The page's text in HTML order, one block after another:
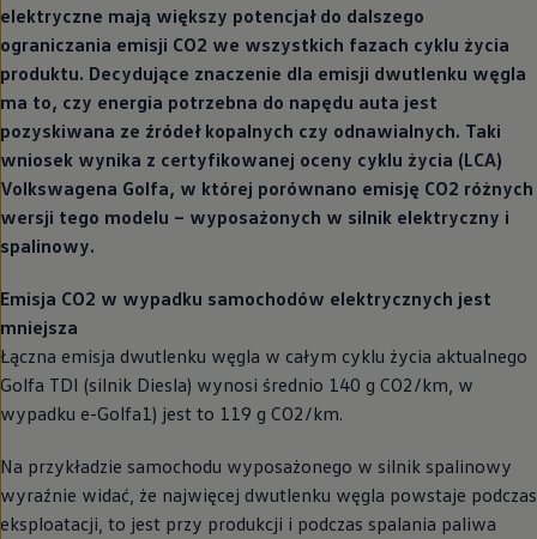
elektryczne mają większy potencjał do dalszego
ograniczania emisji CO2 we wszystkich fazach cyklu życia
produktu. Decydujące znaczenie dla emisji dwutlenku węgla
ma to, czy energia potrzebna do napędu auta jest
pozyskiwana ze źródeł kopalnych czy odnawialnych. Taki
wniosek wynika z certyfikowanej oceny cyklu życia (LCA)
Volkswagena Golfa, w której porównano emisję CO2 różnych
wersji tego modelu – wyposażonych w silnik elektryczny i
spalinowy.
Emisja CO2 w wypadku samochodów elektrycznych jest
mniejsza
Łączna emisja dwutlenku węgla w całym cyklu życia aktualnego
Golfa TDI (silnik Diesla) wynosi średnio 140 g CO2/km, w
wypadku e-Golfa1) jest to 119 g CO2/km.
Na przykładzie samochodu wyposażonego w silnik spalinowy
wyraźnie widać, że najwięcej dwutlenku węgla powstaje podczas
eksploatacji, to jest przy produkcji i podczas spalania paliwa